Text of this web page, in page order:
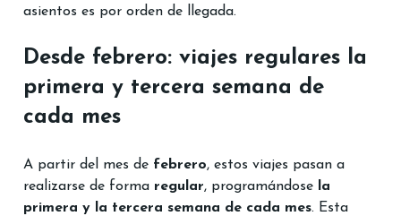
asientos es por orden de llegada.
Desde febrero: viajes regulares la
primera y tercera semana de
cada mes
A partir del mes de febrero, estos viajes pasan a
realizarse de forma regular, programándose
la
primera y la tercera semana de cada mes. Esta